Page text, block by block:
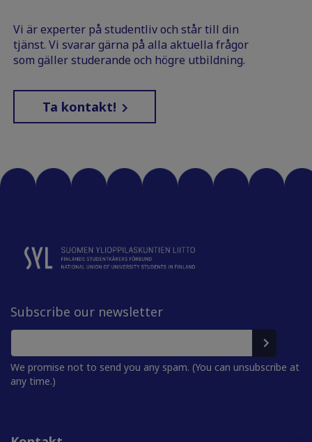
Vi är experter på studentliv och står till din
tjänst. Vi svarar gärna på alla aktuella frågor
som gäller studerande och högre utbildning.
Ta kontakt!
Subscribe our newsletter
We promise not to send you any spam. (You can unsubscribe at
any time.)